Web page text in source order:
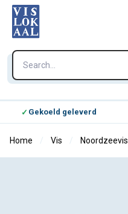
Gekoeld geleverd
Home Vis Noordzeevis